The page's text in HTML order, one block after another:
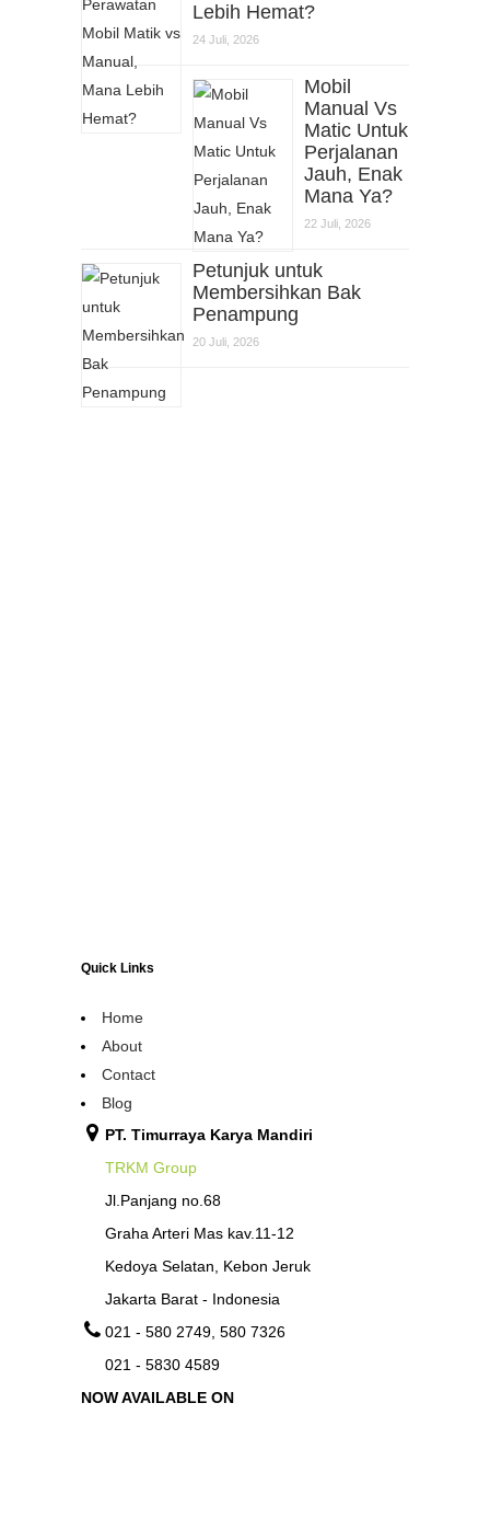
Lebih Hemat?
24 Juli, 2026
Mobil
Manual Vs
Matic Untuk
Perjalanan
Jauh, Enak
Mana Ya?
22 Juli, 2026
Petunjuk untuk
Membersihkan Bak
Penampung
20 Juli, 2026
Quick Links
Home
About
Contact
Blog
PT. Timurraya Karya Mandiri
TRKM Group
Jl.Panjang no.68
Graha Arteri Mas kav.11-12
Kedoya Selatan, Kebon Jeruk
Jakarta Barat - Indonesia
021 - 580 2749, 580 7326
021 - 5830 4589
NOW AVAILABLE ON